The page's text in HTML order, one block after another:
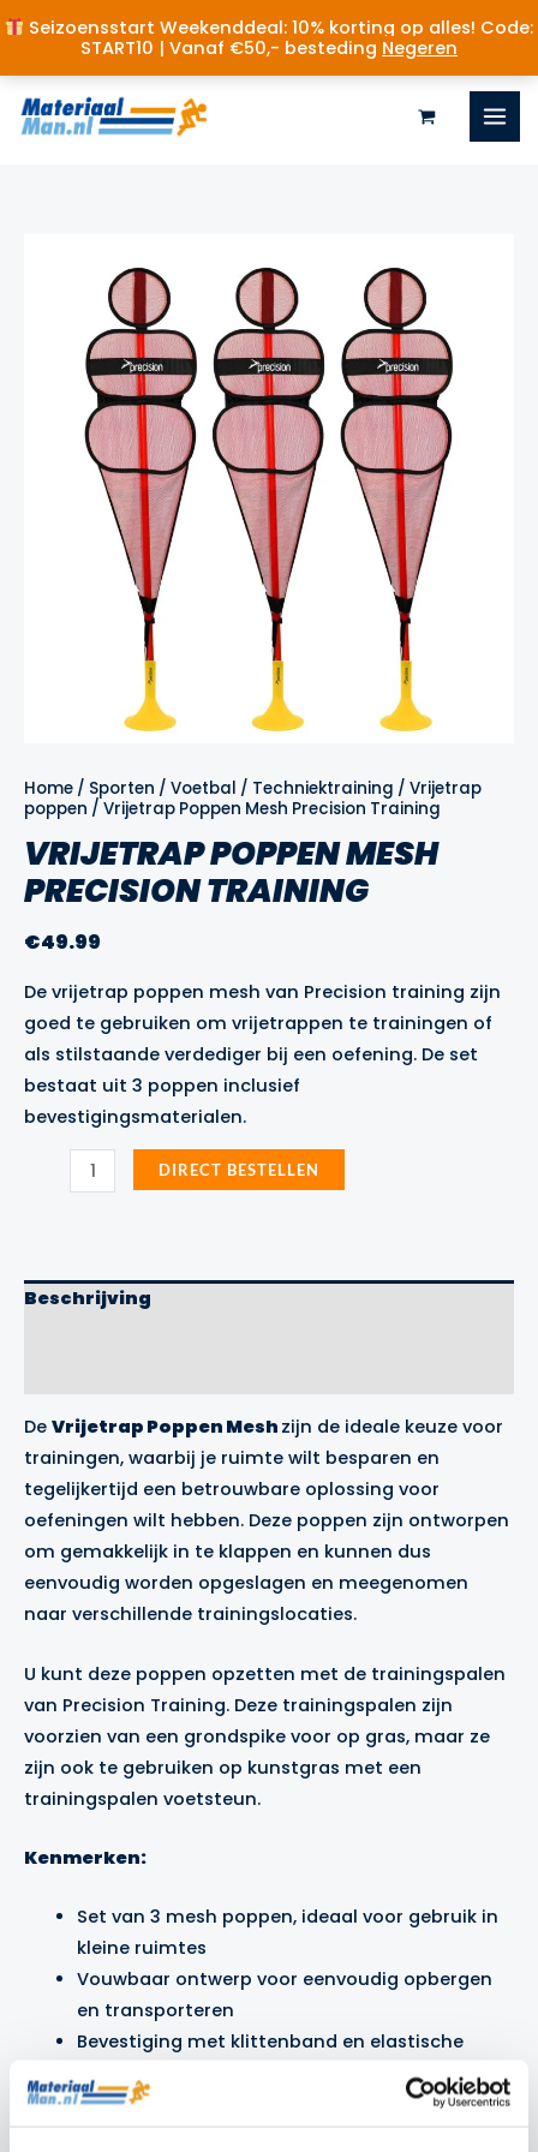
Seizoensstart Weekenddeal: 10% korting op alles! Code:
START10 | Vanaf €50,- besteding Negeren
Ga
naar
de
inhoud
Home / Sporten / Voetbal / Techniektraining / Vrijetrap
poppen / Vrijetrap Poppen Mesh Precision Training
VRIJETRAP POPPEN MESH
PRECISION TRAINING
€49.99
De vrijetrap poppen mesh van Precision training zijn
goed te gebruiken om vrijetrappen te trainingen of
als stilstaande verdediger bij een oefening. De set
bestaat uit 3 poppen inclusief
bevestigingsmaterialen.
Vrijetrap
DIRECT BESTELLEN
Beschrijving
De Vrijetrap Poppen Mesh zijn de ideale keuze voor
trainingen, waarbij je ruimte wilt besparen en
tegelijkertijd een betrouwbare oplossing voor
oefeningen wilt hebben. Deze poppen zijn ontworpen
om gemakkelijk in te klappen en kunnen dus
eenvoudig worden opgeslagen en meegenomen
naar verschillende trainingslocaties.
U kunt deze poppen opzetten met de trainingspalen
van Precision Training. Deze trainingspalen zijn
voorzien van een grondspike voor op gras, maar ze
zijn ook te gebruiken op kunstgras met een
trainingspalen voetsteun.
Kenmerken:
Set van 3 mesh poppen, ideaal voor gebruik in
kleine ruimtes
Vouwbaar ontwerp voor eenvoudig opbergen
en transporteren
Bevestiging met klittenband en elastische
koord voor stabiele plaatsing
Inbegrepen draagtas voor gemakkelijke opslag